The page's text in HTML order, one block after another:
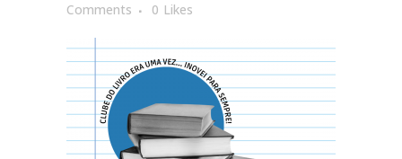
Comments
0 Likes